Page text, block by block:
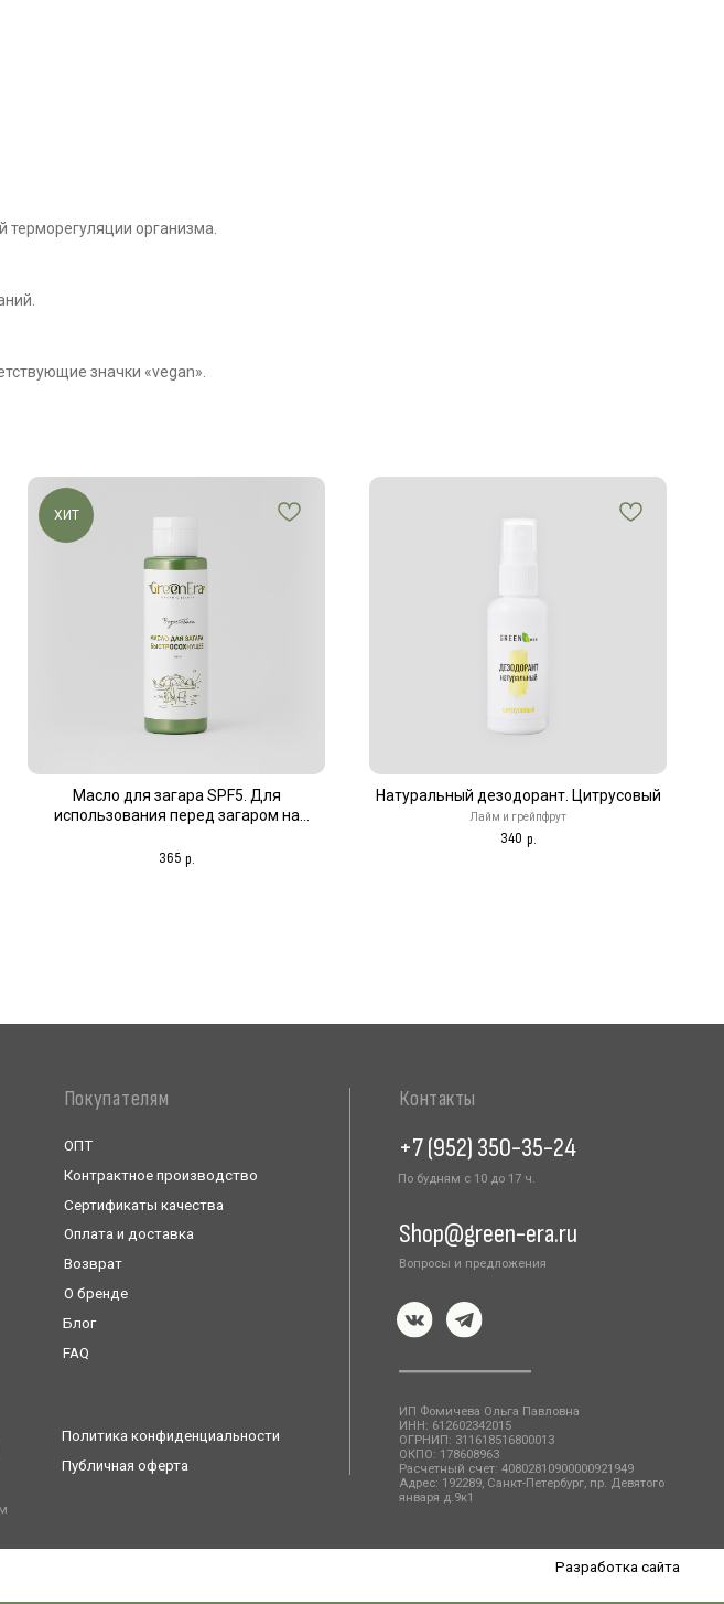
терморегуляции организма.
значки «vegan».
ХИТ
Масло для загара SPF5. Для
использования перед загаром на
365 р.
Натуральный дезодорант. Цитрусовый
Лайм и грейпфрут
340 р.
ОГРНИП: 311618516800013
Контакты
+7 (952) 350-35-24
оферта